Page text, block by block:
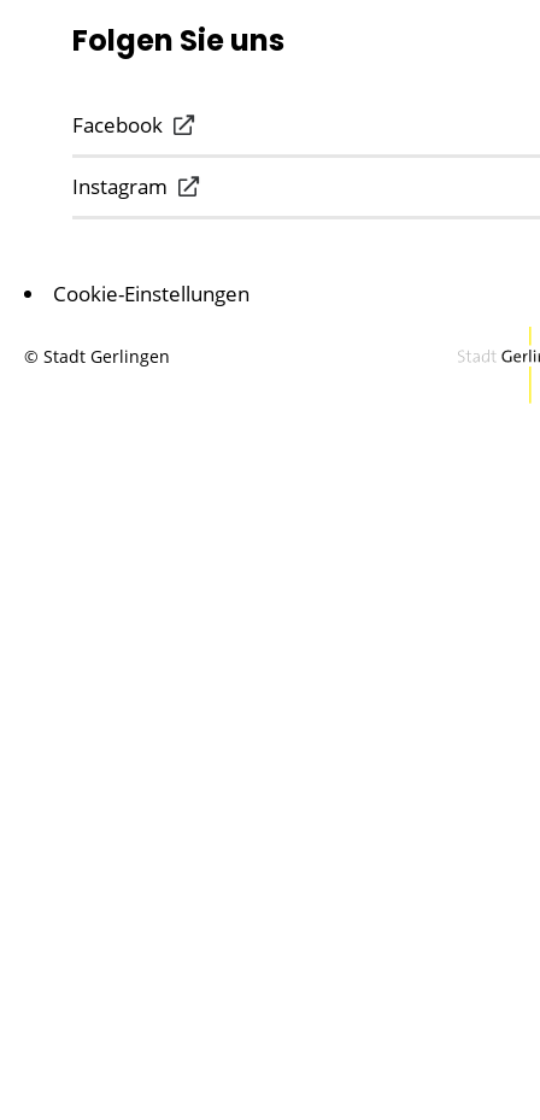
Folgen Sie uns
Facebook
Instagram
Cookie-Einstellungen
© Stadt Gerlingen